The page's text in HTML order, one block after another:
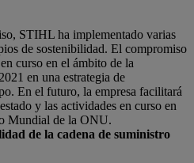
STIHL ha implementado varias
de sostenibilidad. El compromiso
curso en el ámbito de la
en una estrategia de
En el futuro, la empresa facilitará
y las actividades en curso en
Mundial de la ONU.
de la cadena de suministro